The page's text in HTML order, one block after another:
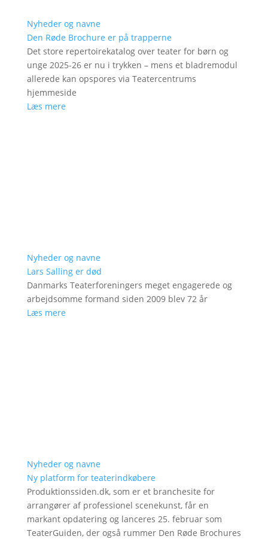
Nyheder og navne
Den Røde Brochure er på trapperne
Det store repertoirekatalog over teater for børn og
unge 2025-26 er nu i trykken – mens et bladremodul
allerede kan opspores via Teatercentrums
hjemmeside
Læs mere
Nyheder og navne
Lars Salling er død
Danmarks Teaterforeningers meget engagerede og
arbejdsomme formand siden 2009 blev 72 år
Læs mere
Nyheder og navne
Ny platform for teaterindkøbere
Produktionssiden.dk, som er et branchesite for
arrangører af professionel scenekunst, får en
markant opdatering og lanceres 25. februar som
TeaterGuiden, der også rummer Den Røde Brochures